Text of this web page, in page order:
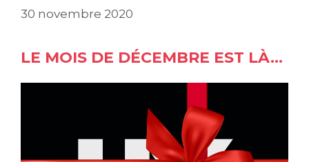
30 novembre 2020
LE MOIS DE DÉCEMBRE EST LÀ…